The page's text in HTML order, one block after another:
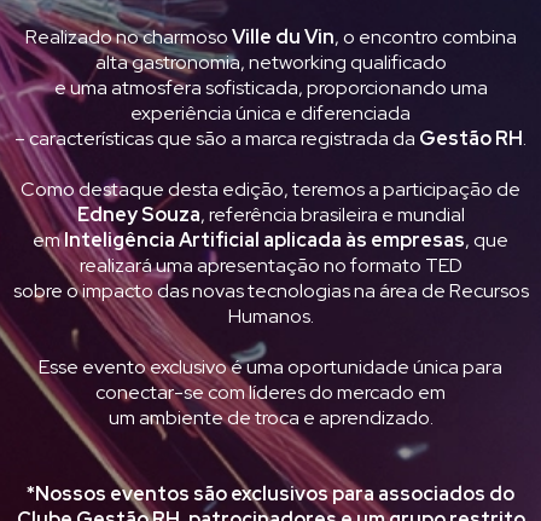
Realizado no charmosoVille du Vin, o encontro combina
alta gastronomia, networking qualificado
e uma atmosfera sofisticada, proporcionando uma
experiência única e diferenciada
– características que são a marca registrada da Gestão RH.
Como destaque desta edição, teremos a participação de
Edney Souza, referência brasileira e mundial
emInteligência Artificial aplicada às empresas, que
realizará uma apresentação no formato TED
sobre o impacto das novas tecnologias na área de Recursos
Humanos.
Esse evento exclusivo é uma oportunidade única para
conectar-se com líderes do mercado em
um ambiente de troca e aprendizado.
*Nossos eventos são exclusivos para associados do